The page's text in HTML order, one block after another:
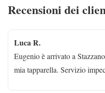
Recensioni dei
Luca R.
Eugenio è arrivato a
mia tapparella. Servizio